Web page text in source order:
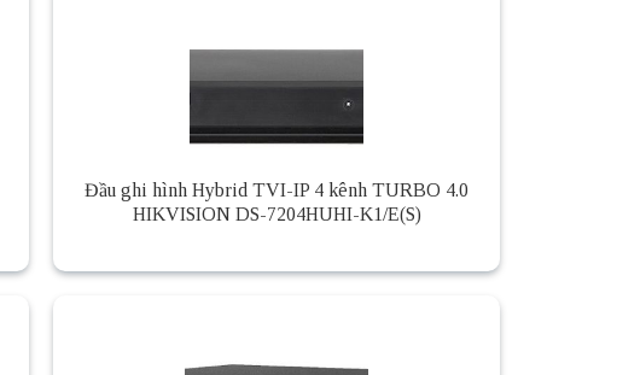
Đầu ghi hình Hybrid TVI-IP 4 kênh TURBO 4.0
HIKVISION DS-7204HUHI-K1/E(S)